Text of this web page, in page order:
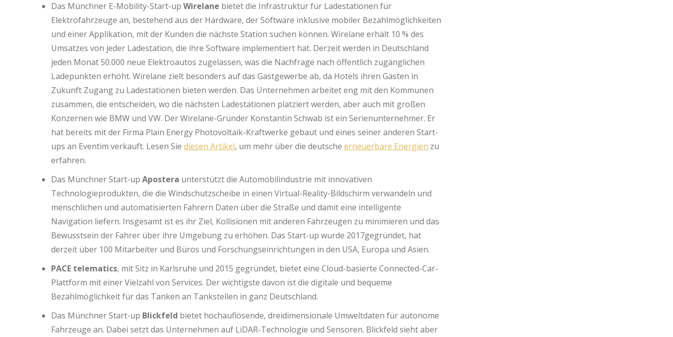
Das Münchner E-Mobility-Start-up Wirelane bietet die Infrastruktur für Ladestationen für
Elektrofahrzeuge an, bestehend aus der Hardware, der Software inklusive mobiler Bezahlmöglichkeiten
und einer Applikation, mit der Kunden die nächste Station suchen können. Wirelane erhält 10 % des
Umsatzes von jeder Ladestation, die ihre Software implementiert hat. Derzeit werden in Deutschland
jeden Monat 50.000 neue Elektroautos zugelassen, was die Nachfrage nach öffentlich zugänglichen
Ladepunkten erhöht. Wirelane zielt besonders auf das Gastgewerbe ab, da Hotels ihren Gästen in
Zukunft Zugang zu Ladestationen bieten werden. Das Unternehmen arbeitet eng mit den Kommunen
zusammen, die entscheiden, wo die nächsten Ladestationen platziert werden, aber auch mit großen
Konzernen wie BMW und VW. Der Wirelane-Gründer Konstantin Schwab ist ein Serienunternehmer. Er
hat bereits mit der Firma Plain Energy Photovoltaik-Kraftwerke gebaut und eines seiner anderen Start-
ups an Eventim verkauft. Lesen Sie diesen Artikel, um mehr über die deutsche erneuerbare Energien zu
erfahren.
Das Münchner Start-up Apostera unterstützt die Automobilindustrie mit innovativen
Technologieprodukten, die die Windschutzscheibe in einen Virtual-Reality-Bildschirm verwandeln und
menschlichen und automatisierten Fahrern Daten über die Straße und damit eine intelligente
Navigation liefern. Insgesamt ist es ihr Ziel, Kollisionen mit anderen Fahrzeugen zu minimieren und das
Bewusstsein der Fahrer über ihre Umgebung zu erhöhen. Das Start-up wurde 2017gegründet, hat
derzeit über 100 Mitarbeiter und Büros und Forschungseinrichtungen in den USA, Europa und Asien.
PACE telematics, mit Sitz in Karlsruhe und 2015 gegründet, bietet eine Cloud-basierte Connected-Car-
Plattform mit einer Vielzahl von Services. Der wichtigste davon ist die digitale und bequeme
Bezahlmöglichkeit für das Tanken an Tankstellen in ganz Deutschland.
Das Münchner Start-up Blickfeld bietet hochauflösende, dreidimensionale Umweltdaten für autonome
Fahrzeuge an. Dabei setzt das Unternehmen auf LiDAR-Technologie und Sensoren. Blickfeld sieht aber